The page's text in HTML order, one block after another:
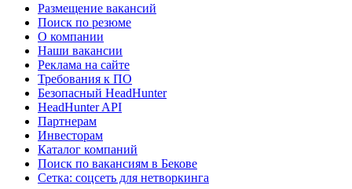
Размещение вакансий
Поиск по резюме
О компании
Наши вакансии
Реклама на сайте
Требования к ПО
Безопасный HeadHunter
HeadHunter API
Партнерам
Инвесторам
Каталог компаний
Поиск по вакансиям в Бекове
Сетка: соцсеть для нетворкинга